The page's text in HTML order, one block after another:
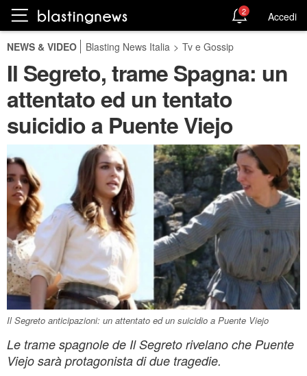
2 Accedi
NEWS & VIDEO Blasting News Italia > Tv e Gossip
Il Segreto, trame Spagna: un
attentato ed un tentato
suicidio a Puente Viejo
Il Segreto anticipazioni: un attentato ed un suicidio a Puente Viejo
Le trame spagnole de Il Segreto rivelano che Puente
Viejo sarà protagonista di due tragedie.